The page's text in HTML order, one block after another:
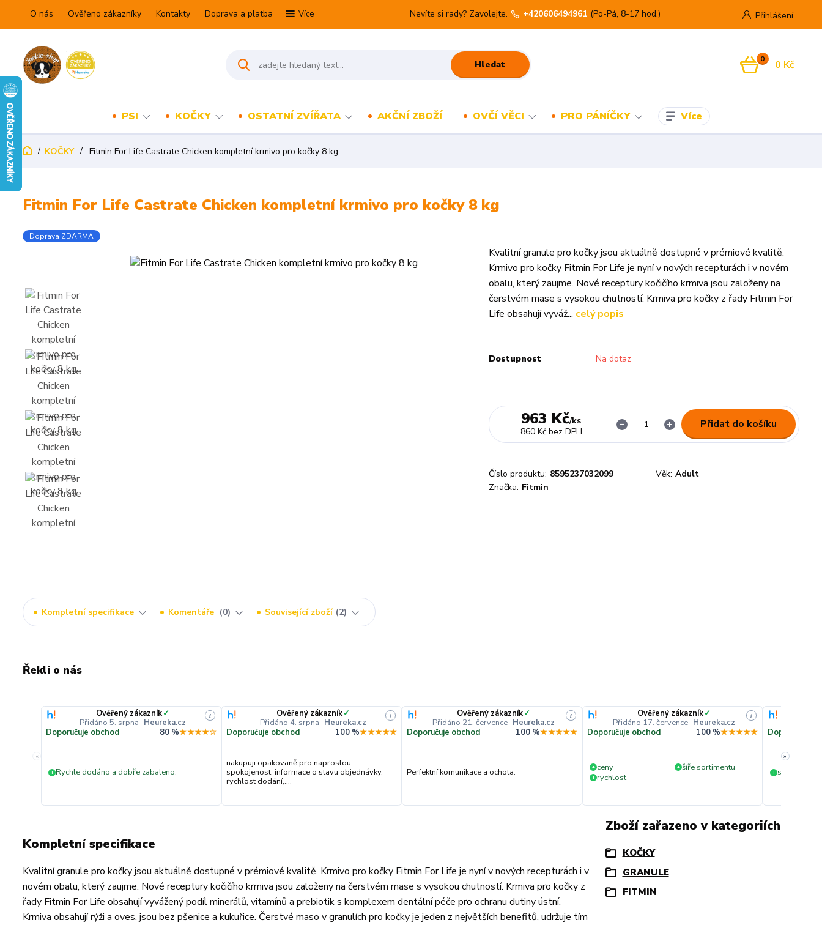
O nás Ověřeno zákazníky Kontakty Doprava a platba Více Přihlášení
Hledat
Nevíte si rady? Zavolejte. +420606494961 (Po-Pá, 8-17 hod.)
0 0 Kč
PSI KOČKY OSTATNÍ ZVÍŘATA AKČNÍ ZBOŽÍ OVČÍ VĚCI PRO PÁNÍČKY Více
KOČKY Fitmin For Life Castrate Chicken kompletní krmivo pro kočky 8 kg
Fitmin For Life Castrate Chicken kompletní krmivo pro kočky 8 kg
Doprava ZDARMA
Kvalitní granule pro kočky jsou aktuálně dostupné v prémiové kvalitě.
Krmivo pro kočky Fitmin For Life je nyní v nových recepturách i v novém
obalu, který zaujme. Nové receptury kočičího krmiva jsou založeny na
čerstvém mase s vysokou chutností. Krmiva pro kočky z řady Fitmin For
Life obsahují vyváž... celý popis
Dostupnost Na dotaz
963 Kč/ks
860 Kč bez DPH
Přidat do košíku
Číslo produktu: 8595237032099 Věk: Adult
Značka: Fitmin
Kompletní specifikace Komentáře 0 Související zboží 2
Řekli o nás
«
Ověřený zákazník✓
Přidáno 5. srpna · Heureka.cz
i
Doporučuje obchod 80 %★★★★☆
+ Rychle dodáno a dobře zabaleno.
Ověřený zákazník✓
Přidáno 4. srpna · Heureka.cz
i
Doporučuje obchod 100 %★★★★★
nakupuji opakovaně pro naprostou
spokojenost, informace o stavu objednávky,
rychlost dodání,....
Ověřený zákazník✓
Přidáno 21. července · Heureka.cz
i
Doporučuje obchod 100 %★★★★★
Perfektní komunikace a ochota.
Ověřený zákazník✓
Přidáno 17. července · Heureka.cz
i
Doporučuje obchod 100 %★★★★★
+ ceny + šíře sortimentu
+ rychlost
Doporučuje
+ slušná
»
Kompletní specifikace
Kvalitní granule pro kočky jsou aktuálně dostupné v prémiové kvalitě. Krmivo pro kočky Fitmin For Life je nyní v nových recepturách i v
novém obalu, který zaujme. Nové receptury kočičího krmiva jsou založeny na čerstvém mase s vysokou chutností. Krmiva pro kočky z
řady Fitmin For Life obsahují vyvážený podíl minerálů, vitamínů a prebiotik s komplexem dentální péče pro ochranu dutiny ústní.
Krmiva obsahují rýži a oves, jsou bez pšenice a kukuřice. Čerstvé maso v granulích pro kočky je jeden z největších benefitů, udržuje tím
Zboží zařazeno v kategoriích
KOČKY
GRANULE
FITMIN